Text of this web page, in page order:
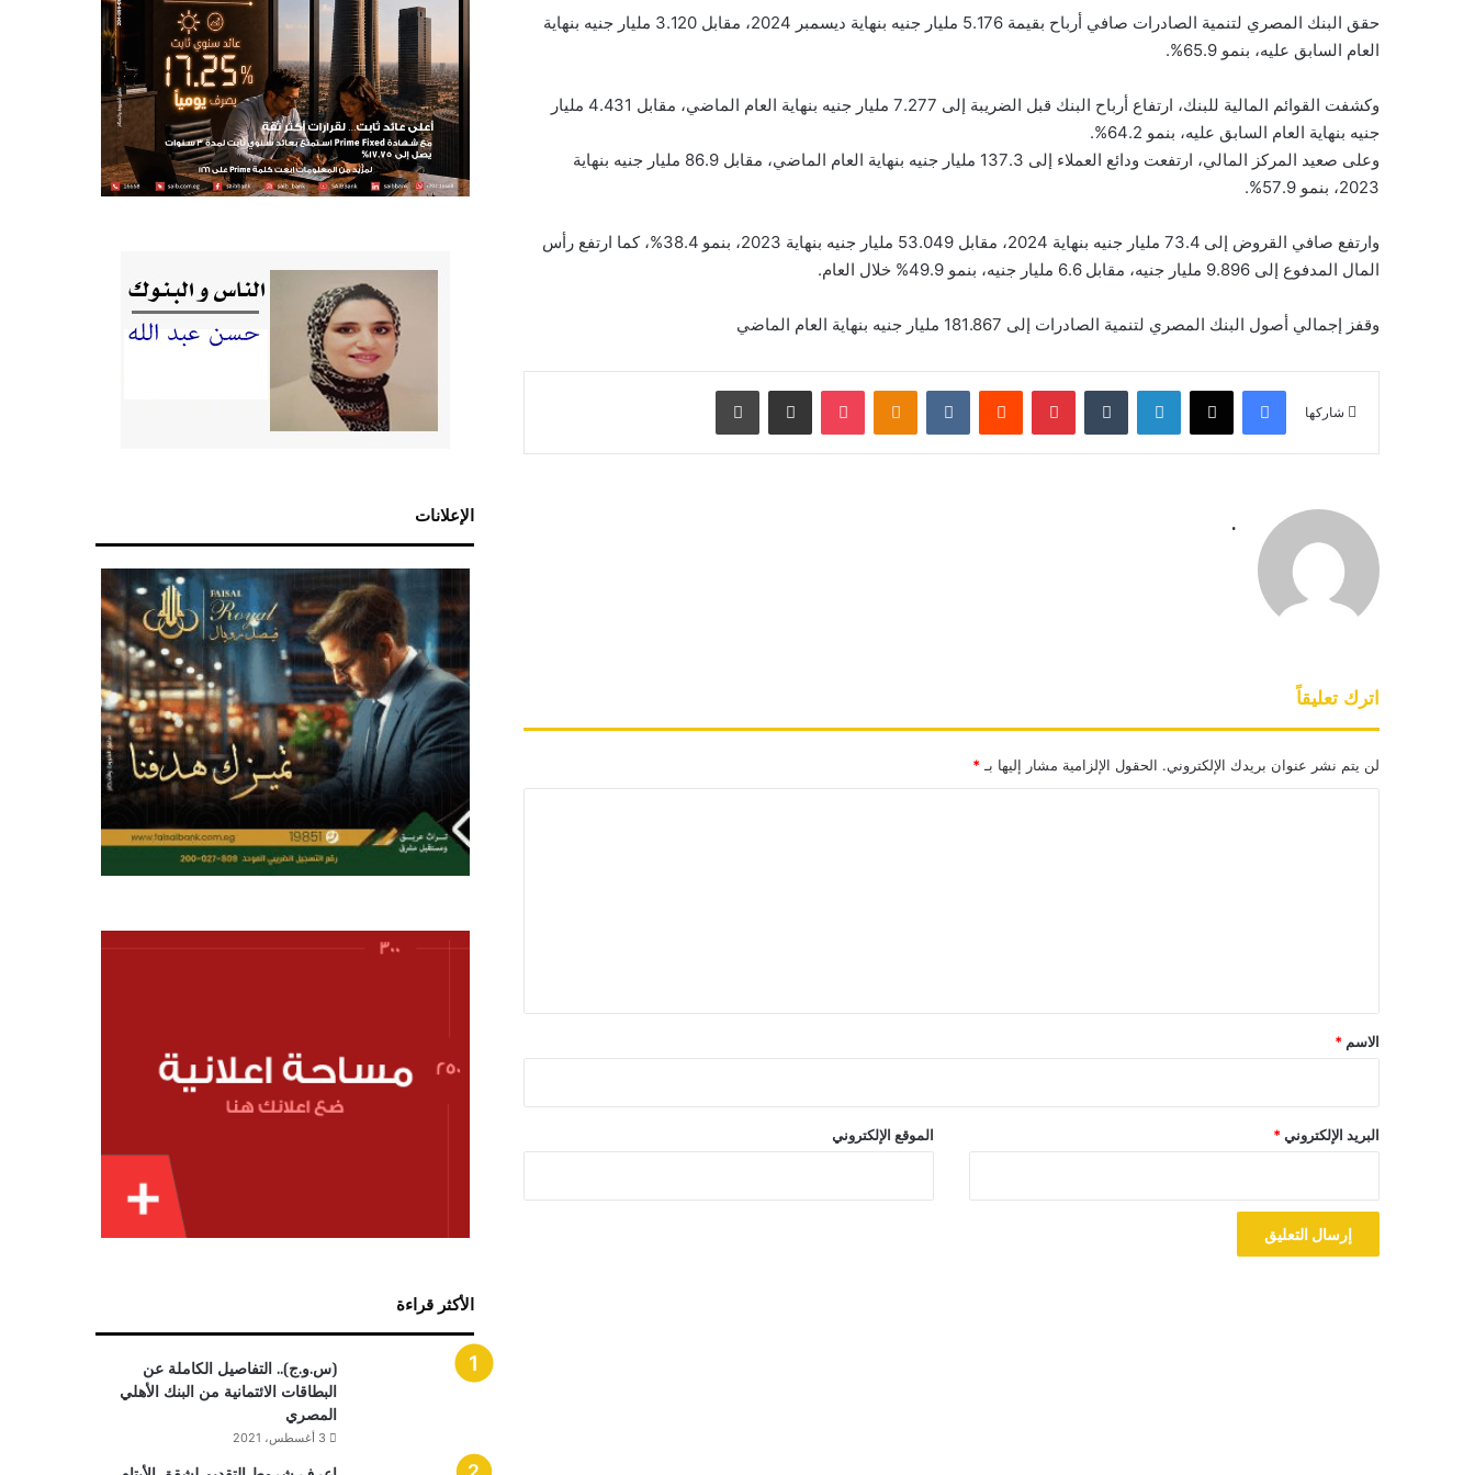
حقق البنك المصري لتنمية الصادرات صافي أرباح بقيمة 5.176 مليار جنيه بنهاية ديسمبر 2024، مقابل 3.120 مليار جنيه بنهاية
العام السابق عليه، بنمو 65.9%.
وكشفت القوائم المالية للبنك، ارتفاع أرباح البنك قبل الضريبة إلى 7.277 مليار جنيه بنهاية العام الماضي، مقابل 4.431 مليار
جنيه بنهاية العام السابق عليه، بنمو 64.2%.
وعلى صعيد المركز المالي، ارتفعت ودائع العملاء إلى 137.3 مليار جنيه بنهاية العام الماضي، مقابل 86.9 مليار جنيه بنهاية
2023، بنمو 57.9%.
وارتفع صافي القروض إلى 73.4 مليار جنيه بنهاية 2024، مقابل 53.049 مليار جنيه بنهاية 2023، بنمو 38.4%، كما ارتفع رأس
المال المدفوع إلى 9.896 مليار جنيه، مقابل 6.6 مليار جنيه، بنمو 49.9% خلال العام.
وقفز إجمالي أصول البنك المصري لتنمية الصادرات إلى 181.867 مليار جنيه بنهاية العام الماضي
شاركها
فيسبوك ‫X لينكدإن بينتيريست Odnoklassniki
‫Pocket مشاركة عبر البريد طباعة
.
اترك تعليقاً
لن يتم نشر عنوان بريدك الإلكتروني. الحقول الإلزامية مشار إليها بـ *
*
الاسم *
البريد الإلكتروني * الموقع الإلكتروني
الإعلانات
الأكثر قراءة
(س.و.ج).. التفاصيل الكاملة عن
البطاقات الائتمانية من البنك الأهلي
المصري
3 أغسطس، 2021